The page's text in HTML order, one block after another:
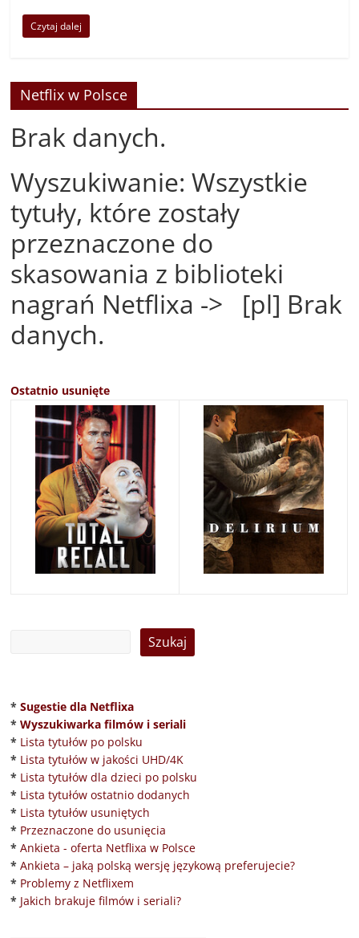
Czytaj dalej
Netflix w Polsce
Brak danych.
Wyszukiwanie: Wszystkie
tytuły, które zostały
przeznaczone do
skasowania z biblioteki
nagrań Netflixa -> [pl] Brak
danych.
Ostatnio usunięte
* Sugestie dla Netflixa
* Wyszukiwarka filmów i seriali
* Lista tytułów po polsku
* Lista tytułów w jakości UHD/4K
* Lista tytułów dla dzieci po polsku
* Lista tytułów ostatnio dodanych
* Lista tytułów usuniętych
* Przeznaczone do usunięcia
* Ankieta - oferta Netflixa w Polsce
* Ankieta – jaką polską wersję językową preferujecie?
* Problemy z Netflixem
* Jakich brakuje filmów i seriali?